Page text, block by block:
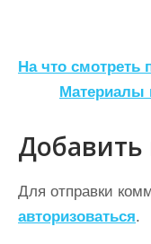
Н
в
и
г
а
На что смотреть
Материалы
Для отправки
авторизоваться.